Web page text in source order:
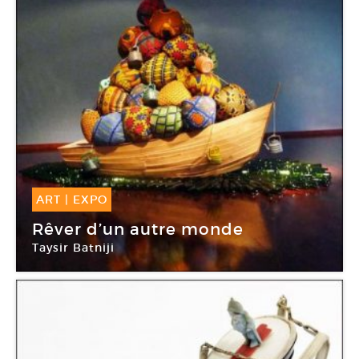
ART | EXPO
04 Fév -29 Mai 2016
Rêver d’un autre monde
Taysir Batniji
Centre d’histoire de la résistance et de la
déportation